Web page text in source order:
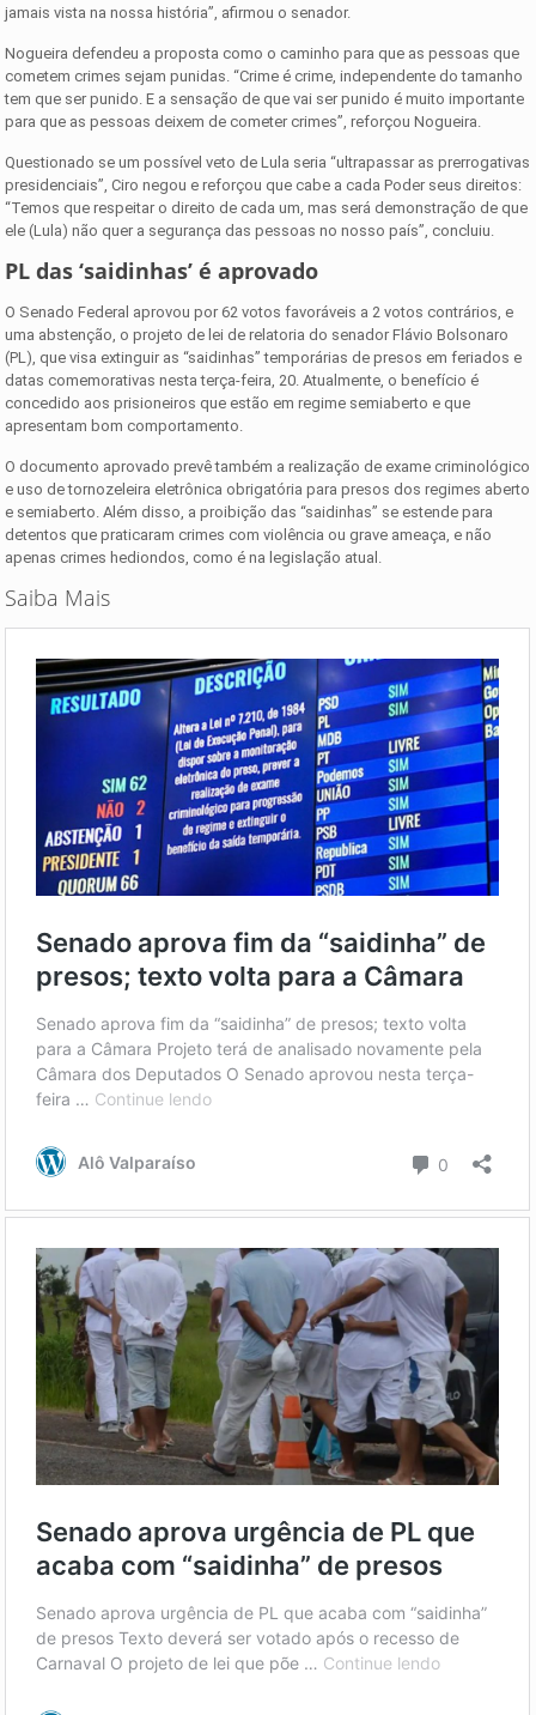
jamais vista na nossa história”, afirmou o senador.
Nogueira defendeu a proposta como o caminho para que as pessoas que
cometem crimes sejam punidas. “Crime é crime, independente do tamanho
tem que ser punido. E a sensação de que vai ser punido é muito importante
para que as pessoas deixem de cometer crimes”, reforçou Nogueira.
Questionado se um possível veto de Lula seria “ultrapassar as prerrogativas
presidenciais”, Ciro negou e reforçou que cabe a cada Poder seus direitos:
“Temos que respeitar o direito de cada um, mas será demonstração de que
ele (Lula) não quer a segurança das pessoas no nosso país”, concluiu.
PL das ‘saidinhas’ é aprovado
O Senado Federal aprovou por 62 votos favoráveis a 2 votos contrários, e
uma abstenção, o projeto de lei de relatoria do senador Flávio Bolsonaro
(PL), que visa extinguir as “saidinhas” temporárias de presos em feriados e
datas comemorativas nesta terça-feira, 20. Atualmente, o benefício é
concedido aos prisioneiros que estão em regime semiaberto e que
apresentam bom comportamento.
O documento aprovado prevê também a realização de exame criminológico
e uso de tornozeleira eletrônica obrigatória para presos dos regimes aberto
e semiaberto. Além disso, a proibição das “saidinhas” se estende para
detentos que praticaram crimes com violência ou grave ameaça, e não
apenas crimes hediondos, como é na legislação atual.
Saiba Mais